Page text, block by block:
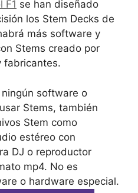
F1 se han diseñado
los Stem Decks de
más software y
Stems creado por
fabricantes.
software o
Stems, también
Stem como
estéreo con
DJ o reproductor
mp4. No es
o hardware especial.